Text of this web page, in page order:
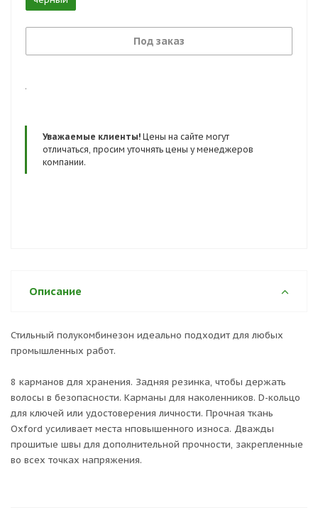
Под заказ
.
Уважаемые клиенты! Цены на сайте могут
отличаться, просим уточнять цены у менеджеров
компании.
Описание
Стильный полукомбинезон идеально подходит для любых
промышленных работ.
8 карманов для хранения. Задняя резинка, чтобы держать
волосы в безопасности. Карманы для наколенников. D-кольцо
для ключей или удостоверения личности. Прочная ткань
Oxford усиливает места нповышенного износа. Дважды
прошитые швы для дополнительной прочности, закрепленные
во всех точках напряжения.